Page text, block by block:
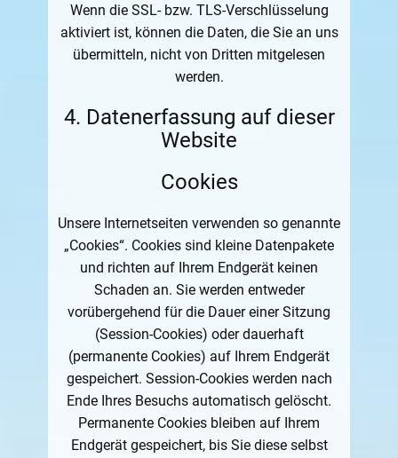
Wenn die SSL- bzw. TLS-Verschlüsselung
aktiviert ist, können die Daten, die Sie an uns
übermitteln, nicht von Dritten mitgelesen
werden.
4. Datenerfassung auf dieser
Website
Cookies
Unsere Internetseiten verwenden so genannte
„Cookies“. Cookies sind kleine Datenpakete
und richten auf Ihrem Endgerät keinen
Schaden an. Sie werden entweder
vorübergehend für die Dauer einer Sitzung
(Session-Cookies) oder dauerhaft
(permanente Cookies) auf Ihrem Endgerät
gespeichert. Session-Cookies werden nach
Ende Ihres Besuchs automatisch gelöscht.
Permanente Cookies bleiben auf Ihrem
Endgerät gespeichert, bis Sie diese selbst